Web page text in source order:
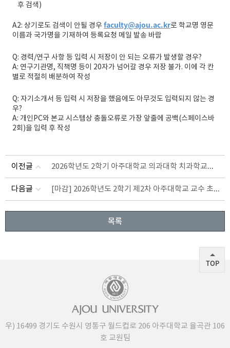
후 검색)
A2: 상기로도 검색이 안될 경우 faculty@ajou.ac.kr로 학교명 영문
이름과 국가명을 기재하여 등록요청 메일 발송 바람
Q: 경력/연구 사항 등 입력 시 저장이 안 되는 오류가 발생할 경우?
A: 연구기관명, 직책명 등이 20자가 넘어갈 경우 저장 불가. 이에 각 칸
별로 적절히 배분하여 작성
Q: 자기소개서 등 입력 시 저장을 했음에도 아무것도 입력되지 않는 경
우?
A: 개인PC와 본교 시스템상 충돌오류로 가장 앞줄에 공백(스페이스바
2회)을 입력 후 작성
이전글 2026학년도 2학기 아주대학교 의과대학 치과학교실 신임교원 초빙
다음글 [마감] 2026학년도 2학기 제2차 아주대학교 교수 초빙
목록
우) 16499 경기도 수원시 영통구 월드컵로 206 아주대학교 율곡관 106
호 교원팀
TOP